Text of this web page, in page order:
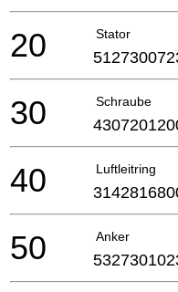
Stator
20
Schraube
30
Luftleitring
40
Anker
50